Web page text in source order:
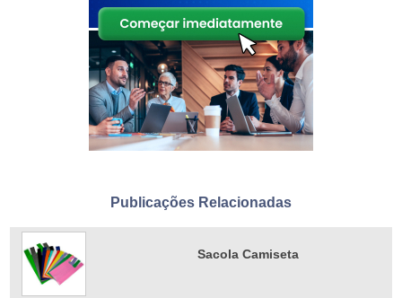
Publicações Relacionadas
Sacola Camiseta